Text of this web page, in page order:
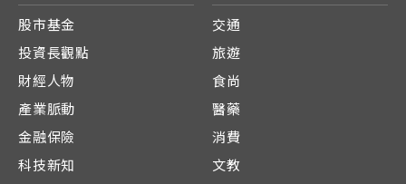
股市基金
投資長觀點
財經人物
產業脈動
金融保險
科技新知
交通
旅遊
食尚
醫藥
消費
文教